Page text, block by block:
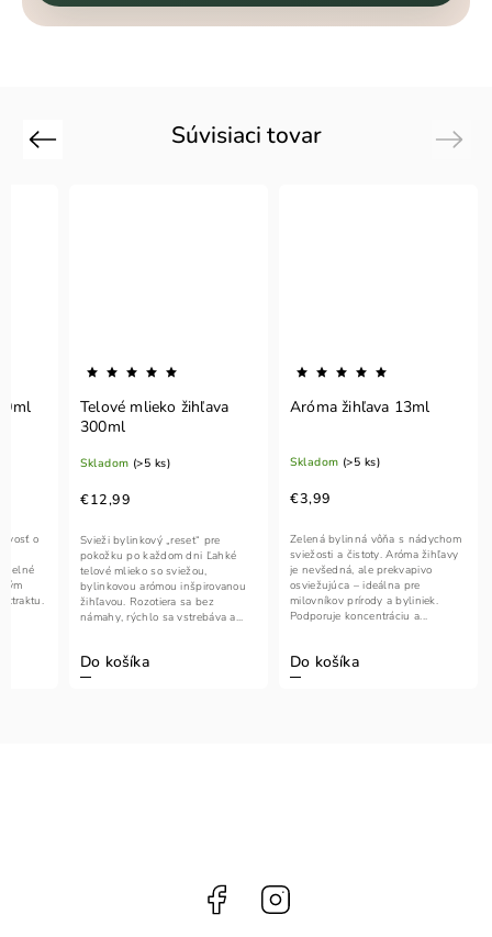
Súvisiaci tovar
Previous
o
Telové mlieko žihľava
300ml
Skladom (>5 ks)
€12,99
Do košíka
Svieži bylinkový „reset“ pre
pokožku po každom dni Ľahké
telové mlieko so sviežou,
bylinkovou arómou inšpirovanou
žihľavou. Rozotiera sa bez
námahy, rýchlo sa vstrebáva a...
Aróma žihľava 13ml
Skladom (>5 ks)
€3,99
Do košíka
Zelená bylinná vôňa s nádychom
sviežosti a čistoty. Aróma žihľavy
je nevšedná, ale prekvapivo
osviežujúca – ideálna pre
milovníkov prírody a byliniek.
Podporuje koncentráciu a...
Next
Facebook